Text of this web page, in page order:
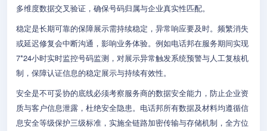
多维度数据交叉验证，确保号码归属与企业真实性匹配。
稳定是长期可靠的保障展示需持续稳定，异常响应要及时。频繁消失
或延迟修复会中断沟通，影响业务体验。例如电话邦在服务期间实现
7*24小时实时监控号码监测，对展示异常触发系统预警与人工复核机
制，保障认证信息的稳定展示与持续有效性。
安全是不可妥协的底线必须考察服务商的数据安全能力，防止企业资
质与客户信息泄露，杜绝安全隐患。电话邦所有数据及材料均遵循信
息安全等级保护三级标准，实施全链路加密传输与存储机制，全方位